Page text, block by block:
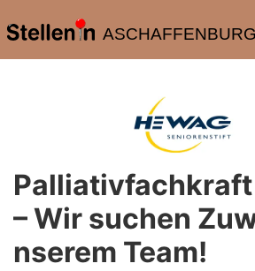
ASCHAFFENBURG
– Wir suchen
nserem Team!